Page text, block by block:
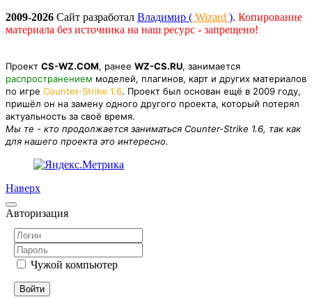
2009-2026 Сайт разработал Владимир ( Wizard ). Копирование
материала без источника на наш ресурс - запрещено!
Проект CS-WZ.COM, ранее WZ-CS.RU, занимается
распространением моделей, плагинов, карт и других материалов
по игре Counter-Strike 1.6. Проект был основан ещё в 2009 году,
пришёл он на замену одного другого проекта, который потерял
актуальность за своё время.
Мы те - кто продолжается заниматься Counter-Strike 1.6, так как
для нашего проекта это интересно.
Наверх
Авторизация
Чужой компьютер
Войти